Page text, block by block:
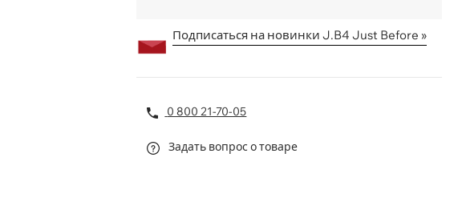
Подписаться на новинки J.B4 Just Before »
0 800 21-70-05
Задать вопрос о товаре